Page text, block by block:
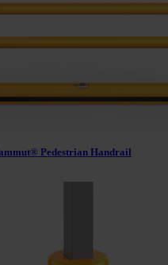
Pedestrian Handrail